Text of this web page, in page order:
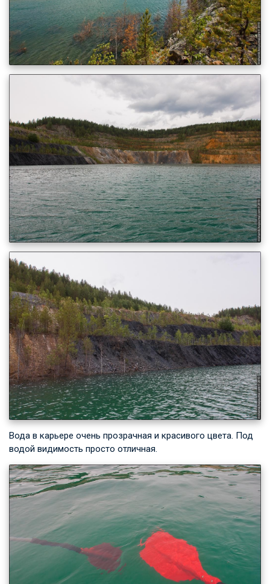
Вода в карьере очень прозрачная и красивого цвета. Под
водой видимость просто отличная.